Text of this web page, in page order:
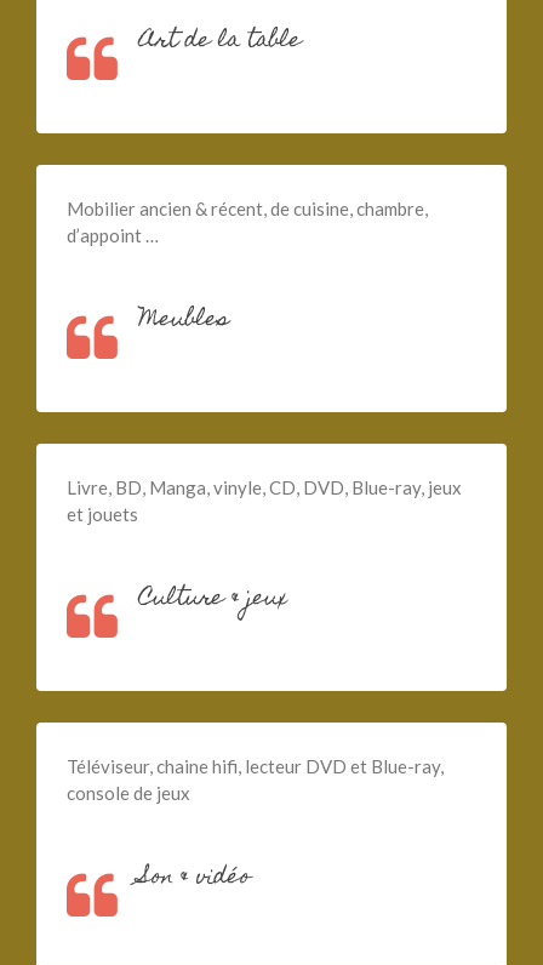
Art de la table
Mobilier ancien & récent, de cuisine, chambre,
d’appoint …
Meubles
Livre, BD, Manga, vinyle, CD, DVD, Blue-ray, jeux
et jouets
Culture & jeux
Téléviseur, chaine hifi, lecteur DVD et Blue-ray,
console de jeux
Son & vidéo